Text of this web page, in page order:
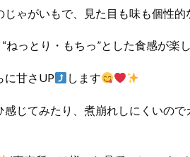
ゃがいもで、見た目も味も個性的
っとり・もちっ”とした食感が楽
に甘さUP します
じてみたり、煮崩れしにくいの